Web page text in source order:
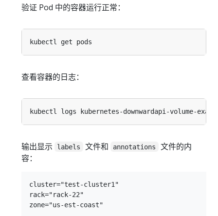
验证 Pod 中的容器运行正常：
查看容器的日志：
输出显示 labels 文件和 annotations
文件的内
容：
cluster="test-cluster1"
rack="rack-22"
zone="us-est-coast"